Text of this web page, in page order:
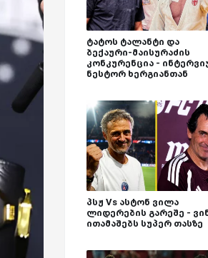
ტატოს ტალანტი და
ბექაური-მაისურაძის
კონკურენცია -
ნესტორ ხერგიანთან
პსჟ Vs ასტონ ვილა
ლიდერების გარეშე -
ითამაშებს სუპერ თასზე